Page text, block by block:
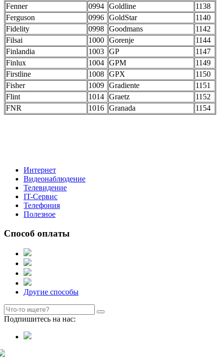
Fenner
0994 Goldline
1138
Ferguson
0996 GoldStar
1140
Fidelity
0998 Goodmans
1142
Filsai
1000 Gorenje
1144
Finlandia
1003 GP
1147
Finlux
1004 GPM
1149
Firstline
1008 GPX
1150
Fisher
1009 Gradiente
1151
Flint
1014 Graetz
1152
FNR
1016 Granada 1154
Интернет
Видеонаблюдение
Телевидение
IT-Сервис
Телефония
Полезное
Способ оплаты
Другие способы
Подпишитесь на нас: